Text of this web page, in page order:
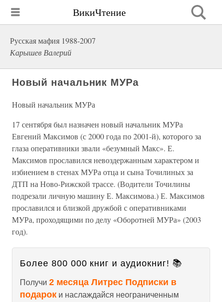
ВикиЧтение
Русская мафия 1988-2007
Карышев Валерий
Новый начальник МУРа
Новый начальник МУРа
17 сентября был назначен новый начальник МУРа
Евгений Максимов (с 2000 года по 2001-й), которого за
глаза оперативники звали «безумный Макс». Е.
Максимов прославился невоздержанным характером и
избиением в стенах МУРа отца и сына Точилиных за
ДТП на Ново-Рижской трассе. (Водители Точилины
подрезали личную машину Е. Максимова.) Е. Максимов
прославился и близкой дружбой с оперативниками
МУРа, проходящими по делу «Оборотней МУРа» (2003
год).
Более 800 000 книг и аудиокниг! 📚
Получи 2 месяца Литрес Подписки в
подарок и наслаждайся неограниченным